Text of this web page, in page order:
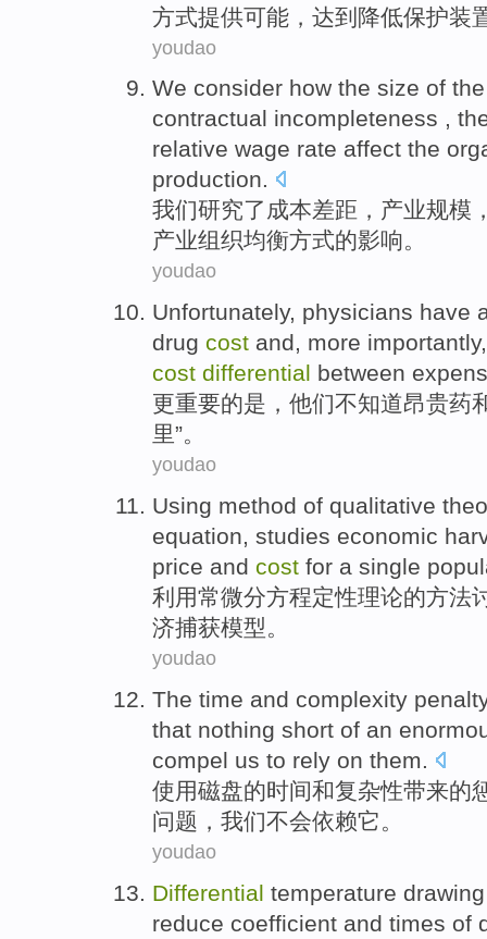
方式提供可能 ，达到 降低保护装
youdao
We consider how the size of the
contractual incompleteness ,
relative wage rate affect the
production.
我们研究了 成本差距 ， 产业规模
产业组织均衡方式的影响。
youdao
Unfortunately, physicians
drug cost and, more importantly
cost differential between
更重要的是，他们不知道昂贵药
里”。
youdao
Using method of qualitative
equation, studies economic
price and cost for a single
利用常微分方程定性理论的方法
济捕获模型。
youdao
The time and complexity
that nothing short of an
compel us to rely on them.
使用磁盘的时间和复杂性带来的
问题， 我们不会依赖它。
youdao
Differential temperature drawing
reduce coefficient and times of